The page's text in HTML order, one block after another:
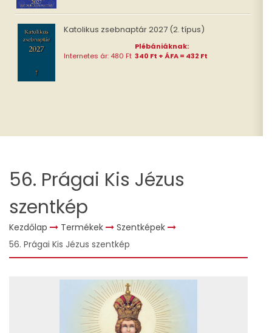
Katolikus zsebnaptár 2027 (2. típus)
Internetes ár: 480 Ft
Plébániáknak:
340 Ft + ÁFA = 432 Ft
56. Prágai Kis Jézus
szentkép
Kezdőlap Termékek
Szentképek
56. Prágai Kis Jézus szentkép